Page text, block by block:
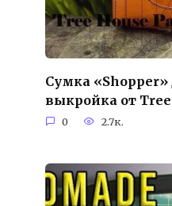
Сумка «Shopper»
выкройка от Tree
0 2.7к.